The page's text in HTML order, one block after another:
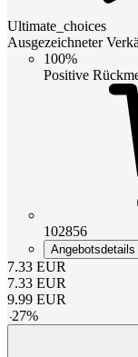
Ultimate_choices
Ausgezeichneter
100%
Positive
102856
Angebotsdetails
7.33 EUR
7.33 EUR
9.99 EUR
-27%